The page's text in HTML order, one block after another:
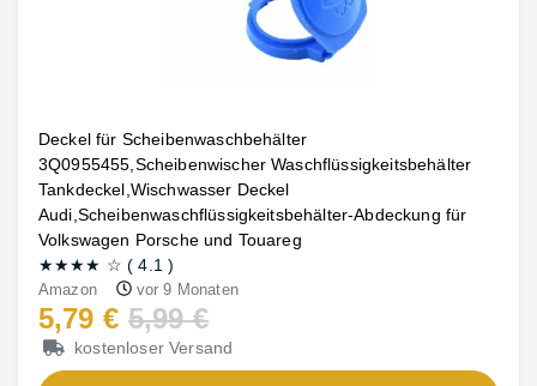
Deckel für Scheibenwaschbehälter
3Q0955455,Scheibenwischer Waschflüssigkeitsbehälter
Tankdeckel,Wischwasser Deckel
Audi,Scheibenwaschflüssigkeitsbehälter-Abdeckung für
Volkswagen Porsche und Touareg
★★★★ ☆ (4.1 )
Amazon vor 9 Monaten
5,79 € 5,99 €
kostenloser Versand